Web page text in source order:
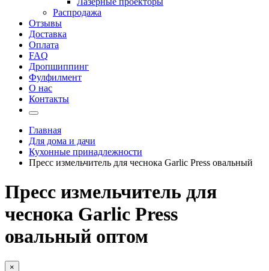
Распродажа
Отзывы
Доставка
Оплата
FAQ
Дропшиппинг
Фулфилмент
О нас
Контакты
Главная
Для дома и дачи
Кухонные принадлежности
Пресс измельчитель для чеснока Garlic Press овальный
Пресс измельчитель для
чеснока Garlic Press
овальный оптом
×